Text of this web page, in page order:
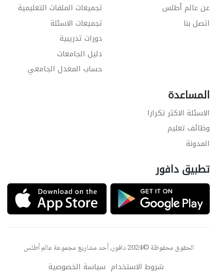
عن عالم أطلس
اتصل بنا
تجميعات الملفات التعليمية
تجميعات الاسئلة
دورات تدريبية
دليل الجامعات
حساب المعدل الجامعي
المساعدة
الاسئلة الاكثر تكرارا
وظائف تعليم
المدونة
تطبيق دافور
الحقوق محفوظة ©2024 دافور, أحد مشاريع مجموعة عالم أطلس
شروط الاستخدام سياسة الخصوصية